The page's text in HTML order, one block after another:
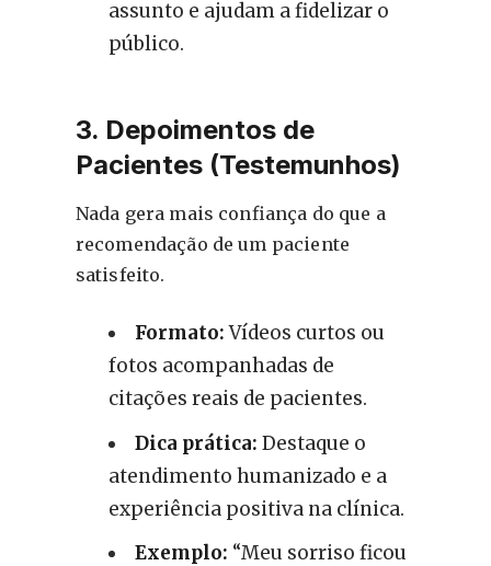
assunto e ajudam a fidelizar o
público.
3. Depoimentos de
Pacientes (Testemunhos)
Nada gera mais confiança do que a
recomendação de um paciente
satisfeito.
Formato:Vídeos curtos ou
fotos acompanhadas de
citações reais de pacientes.
Dica prática: Destaque o
atendimento humanizado e a
experiência positiva na clínica.
Exemplo: “Meu sorriso ficou